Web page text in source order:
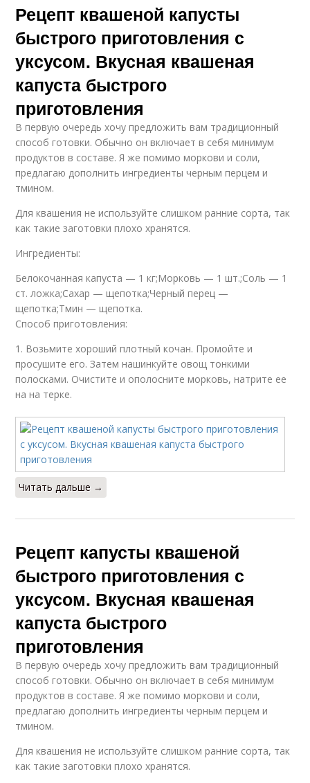
квашеная капуста
Капусты на женский
Капуста за час Капуста без уксуса
Капусты в
собственном соку
День без уксуса
Сочная капуста Капусты в рассоле
Капуста в кастрюле
Приготовления без
уксуса
Посол с яблочным
уксусом
Рецепт квашеной капусты
быстрого приготовления с
уксусом. Вкусная квашеная
капуста быстрого
приготовления
В первую очередь хочу предложить вам традиционный
способ готовки. Обычно он включает в себя минимум
продуктов в составе. Я же помимо моркови и соли,
предлагаю дополнить ингредиенты черным перцем и
тмином.
Для квашения не используйте слишком ранние сорта, так
как такие заготовки плохо хранятся.
Ингредиенты:
Белокочанная капуста — 1 кг;Морковь — 1 шт.;Соль — 1
ст. ложка;Сахар — щепотка;Черный перец —
щепотка;Тмин — щепотка.
Способ приготовления:
1. Возьмите хороший плотный кочан. Промойте и
просушите его. Затем нашинкуйте овощ тонкими
полосками. Очистите и ополосните морковь, натрите ее
на на терке.
Читать дальше →
Рецепт капусты квашеной
быстрого приготовления с
уксусом. Вкусная квашеная
капуста быстрого
приготовления
В первую очередь хочу предложить вам традиционный
способ готовки. Обычно он включает в себя минимум
продуктов в составе. Я же помимо моркови и соли,
предлагаю дополнить ингредиенты черным перцем и
тмином.
Для квашения не используйте слишком ранние сорта, так
как такие заготовки плохо хранятся.